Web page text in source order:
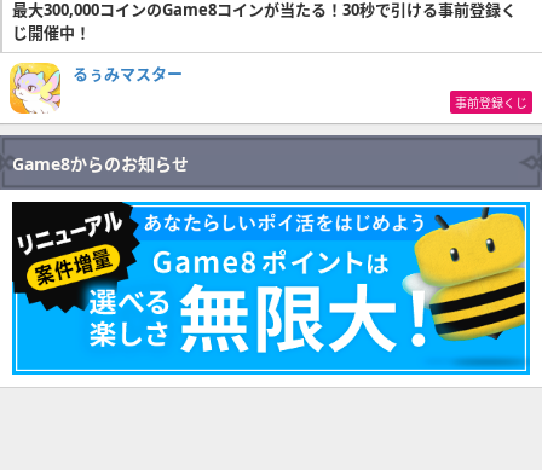
最大300,000コインのGame8コインが当たる！30秒で引ける事前登録く
じ開催中！
るぅみマスター
事前登録くじ
Game8からのお知らせ